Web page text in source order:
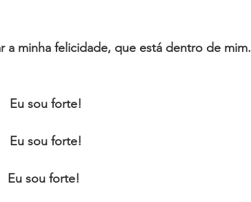
a minha felicidade, que está dentro de mim.
Eu sou forte!
Eu sou forte!
Eu sou forte!